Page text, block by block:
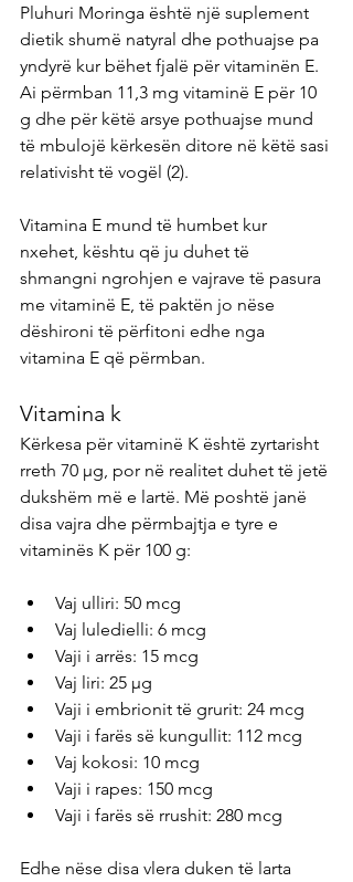
Pluhuri Moringa është një suplement
dietik shumë natyral dhe pothuajse pa
yndyrë kur bëhet fjalë për vitaminën E.
Ai përmban 11,3 mg vitaminë E për 10
g dhe për këtë arsye pothuajse mund
të mbulojë kërkesën ditore në këtë sasi
relativisht të vogël (2).
Vitamina E mund të humbet kur
nxehet, kështu që ju duhet të
shmangni ngrohjen e vajrave të pasura
me vitaminë E, të paktën jo nëse
dëshironi të përfitoni edhe nga
vitamina E që përmban.
Vitamina k
Kërkesa për vitaminë K është zyrtarisht
rreth 70 µg, por në realitet duhet të jetë
dukshëm më e lartë. Më poshtë janë
disa vajra dhe përmbajtja e tyre e
vitaminës K për 100 g:
Vaj ulliri: 50 mcg
Vaj luledielli: 6 mcg
Vaji i arrës: 15 mcg
Vaj liri: 25 µg
Vaji i embrionit të grurit: 24 mcg
Vaji i farës së kungullit: 112 mcg
Vaj kokosi: 10 mcg
Vaji i rapes: 150 mcg
Vaji i farës së rrushit: 280 mcg
Edhe nëse disa vlera duken të larta